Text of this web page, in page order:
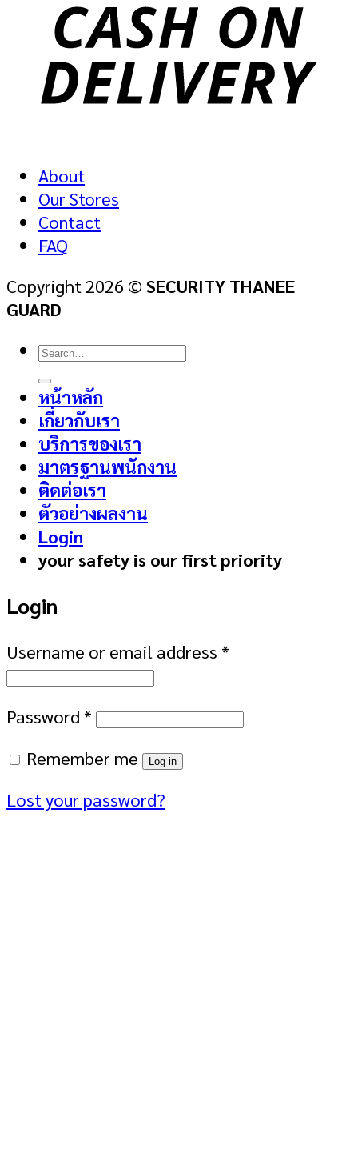
About
Our Stores
Contact
FAQ
Copyright 2026 © SECURITY THANEE
GUARD
Search
หน้าหลัก
เกี่ยวกับเรา
บริการของเรา
มาตรฐานพนักงาน
ติดต่อเรา
ตัวอย่างผลงาน
Login
your safety is our first priority
Login
Username or email address *
Password *
Remember me
Log in
Lost your password?